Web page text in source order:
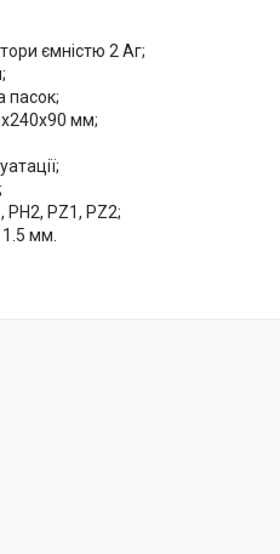
ємністю 2 Аг;
пасок;
мм;
PH2, PZ1, PZ2;
1.5 мм.